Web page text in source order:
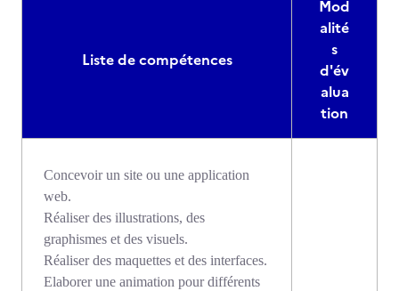
Liste de compétences
Mod
alité
s
d'év
alua
tion
Concevoir un site ou une application
web.
Réaliser des illustrations, des
graphismes et des visuels.
Réaliser des maquettes et des interfaces.
Elaborer une animation pour différents